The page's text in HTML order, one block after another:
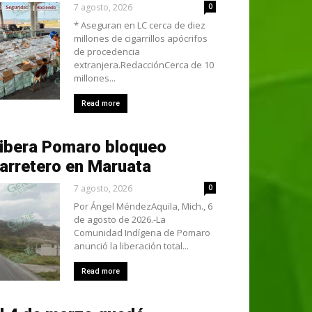
7 agosto, 2026 0
* Aseguran en LC cerca de diez
millones de cigarrillos apócrifos
de procedencia
extranjera.RedacciónCerca de 10
millones...
Read more
Pomaro bloqueo
en Maruata
7 agosto, 2026 0
Por Ángel MéndezAquila, Mich., 6
de agosto de 2026.-La
Comunidad Indígena de Pomaro
anunció la liberación total...
Read more